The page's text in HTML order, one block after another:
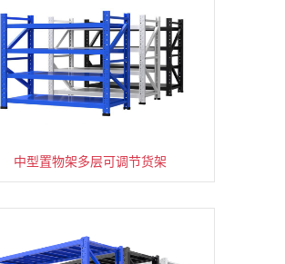
中型置物架多层可调节货架
货架仓库用仓储置物架四层展示架